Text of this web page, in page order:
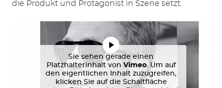
die Produkt und Protagonist in Szene setzt.
Sie sehen gerade einen
Platzhalterinhalt von Vimeo. Um auf
den eigentlichen Inhalt zuzugreifen,
klicken Sie auf die Schaltfläche